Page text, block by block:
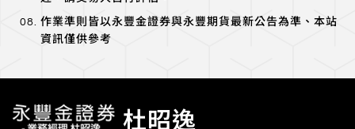
作業準則皆以永豐金證券與永豐期貨最新公告為準、本站
資訊僅供參考
杜昭逸